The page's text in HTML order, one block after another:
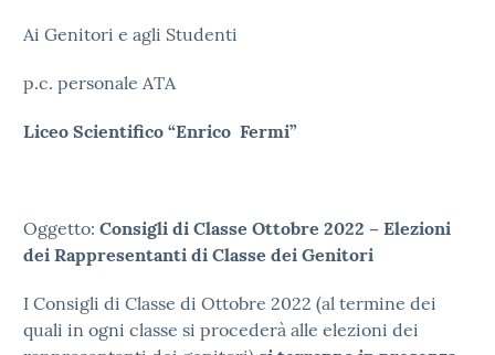
Ai Genitori e agli Studenti
p.c. personale ATA
Liceo Scientifico “Enrico Fermi”
Oggetto: Consigli di Classe Ottobre 2022 – Elezioni
dei Rappresentanti di Classe dei Genitori
I Consigli di Classe di Ottobre 2022 (al termine dei
quali in ogni classe si procederà alle elezioni dei